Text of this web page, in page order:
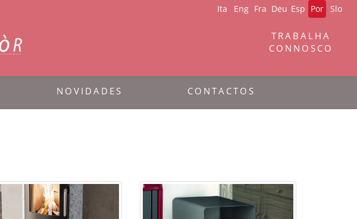
Ita Eng Fra Deu Esp Por Slo
TRABALHA
CONNOSCO
NOVIDADES CONTACTOS